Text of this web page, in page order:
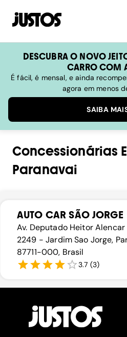
DESCUBRA O NOVO
CARRO COM
É fácil, é mensal, e ainda
agora em menos
SAIBA
Concessionárias
Paranavai
AUTO CAR SÃO JORGE
Av. Deputado Heitor
2249 - Jardim Sao Jorge,
87711-000, Brasil
3.7 (3)